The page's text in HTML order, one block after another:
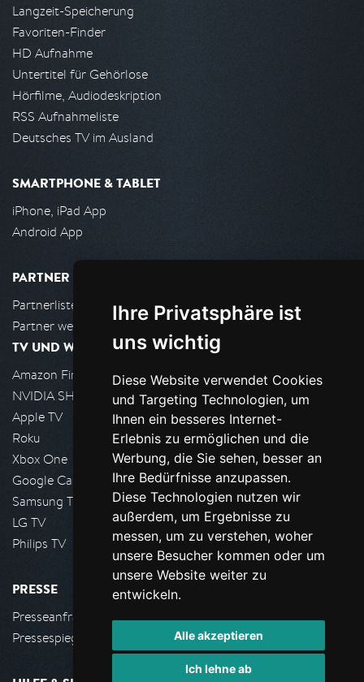
Ihre Privatsphäre ist
uns wichtig
Diese Website verwendet Cookies
und Targeting Technologien, um
Ihnen ein besseres Internet-
Erlebnis zu ermöglichen und die
Werbung, die Sie sehen, besser an
Ihre Bedürfnisse anzupassen.
Diese Technologien nutzen wir
außerdem, um Ergebnisse zu
messen, um zu verstehen, woher
unsere Besucher kommen oder um
unsere Website weiter zu
entwickeln.
Alle akzeptieren
Ich lehne ab
Langzeit-Speicherung
Favoriten-Finder
HD Aufnahme
Untertitel für Gehörlose
Hörfilme, Audiodeskription
RSS Aufnahmeliste
Deutsches TV im Ausland
SMARTPHONE & TABLET
iPhone, iPad App
Android App
PARTNER
Partnerliste
Partner werden
TV UND WOHNZIMMER
Amazon FireTV
NVIDIA SHIELD, Google TV
Apple TV
Roku
Xbox One
Google Cast
Samsung TV
LG TV
Philips TV
PRESSE
Presseanfrage stellen
Pressespiegel